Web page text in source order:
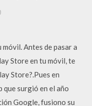
Antes de pasar a
Store en tu móvil, te
Store?.Pues en
que surgió en el año
Google, fusiono su